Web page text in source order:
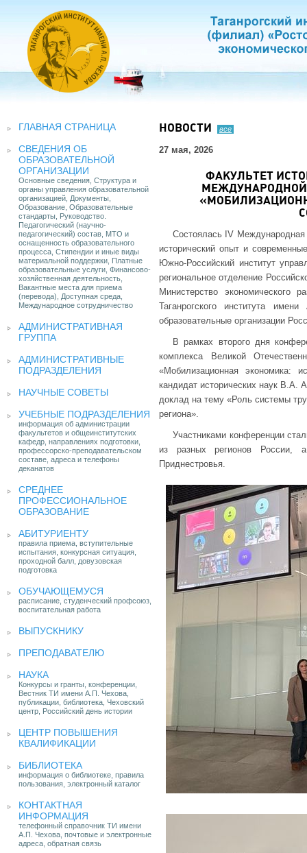
ГЛАВНАЯ СТРАНИЦА
СВЕДЕНИЯ ОБ
ОБРАЗОВАТЕЛЬНОЙ
ОРГАНИЗАЦИИ
Основные сведения, Структура и
органы управления образовательной
организацией, Документы,
Образование, Образовательные
стандарты, Руководство.
Педагогический (научно-
педагогический) состав, МТО и
оснащенность образовательного
процесса, Стипендии и иные виды
материальной поддержки, Платные
образовательные услуги, Финансово-
хозяйственная деятельность,
Вакантные места для приема
(перевода), Доступная среда,
Международное сотрудничество
АДМИНИСТРАТИВНАЯ
ГРУППА
АДМИНИСТРАТИВНЫЕ
ПОДРАЗДЕЛЕНИЯ
НАУЧНЫЕ СОВЕТЫ
УЧЕБНЫЕ ПОДРАЗДЕЛЕНИЯ
информация об администрации
факультетов и общеинститутских
кафедр, направлениях подготовки,
профессорско-преподавательском
составе, адреса и телефоны
деканатов
СРЕДНЕЕ
ПРОФЕССИОНАЛЬНОЕ
ОБРАЗОВАНИЕ
АБИТУРИЕНТУ
правила приема, вступительные
испытания, конкурсная ситуация,
проходной балл, довузовская
подготовка
ОБУЧАЮЩЕМУСЯ
расписание, студенческий профсоюз,
воспитательная работа
ВЫПУСКНИКУ
ПРЕПОДАВАТЕЛЮ
НАУКА
Конкурсы и гранты, конференции,
Вестник ТИ имени А.П. Чехова,
публикации, библиотека, Чеховский
центр, Российский день истории
ЦЕНТР ПОВЫШЕНИЯ
КВАЛИФИКАЦИИ
БИБЛИОТЕКА
информация о библиотеке, правила
пользования, электронный каталог
КОНТАКТНАЯ
ИНФОРМАЦИЯ
телефонный справочник ТИ имени
А.П. Чехова, почтовые и электронные
адреса, обратная связь
НОВОСТИ все
27 мая, 2026
ФАКУЛЬТЕТ
Состоялась IV Международная
исторический опыт и
Южно-Российский институт
региональное отделение
Министерство экономического
Таганрогского института
образовательные организации
В рамках второго дня
комплекса Великой
«Мобилизационная экономика:
кандидат исторических наук В.А.
доклад на тему «Роль системы
региона».
Участниками конференции
из разных регионов России,
Приднестровья.